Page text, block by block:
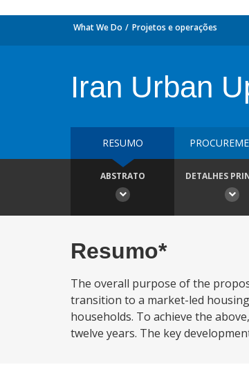
What We Do Projetos e operações
Iran Urban
RESUMO
ABSTRATO DETALHES
Resumo*
The overall purpose of the
transition to a market-led
households. To achieve the
twelve years. The key